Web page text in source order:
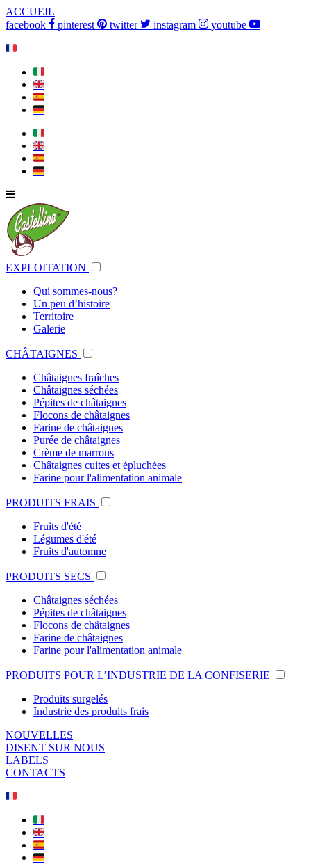
ACCUEIL
facebook
pinterest twitter instagram
youtube
🇫🇷
🇮🇹
🇬🇧
🇪🇸
🇩🇪
🇮🇹
🇬🇧
🇪🇸
🇩🇪
EXPLOITATION
Qui sommes-nous?
Un peu d’histoire
Territoire
Galerie
CHÂTAIGNES
Châtaignes fraîches
Châtaignes séchées
Pépites de châtaignes
Flocons de châtaignes
Farine de châtaignes
Purée de châtaignes
Crème de marrons
Châtaignes cuites et épluchées
Farine pour l'alimentation animale
PRODUITS FRAIS
Fruits d'été
Légumes d'été
Fruits d'automne
PRODUITS SECS
Châtaignes séchées
Pépites de châtaignes
Flocons de châtaignes
Farine de châtaignes
Farine pour l'alimentation animale
PRODUITS POUR L’INDUSTRIE DE LA CONFISERIE
Produits surgelés
Industrie des produits frais
NOUVELLES
DISENT SUR NOUS
LABELS
CONTACTS
🇫🇷
🇮🇹
🇬🇧
🇪🇸
🇩🇪